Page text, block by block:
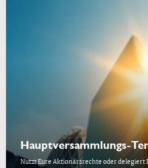
Hauptversammlungs-
Nutzt Eure Aktionärsrechte oder delegiert